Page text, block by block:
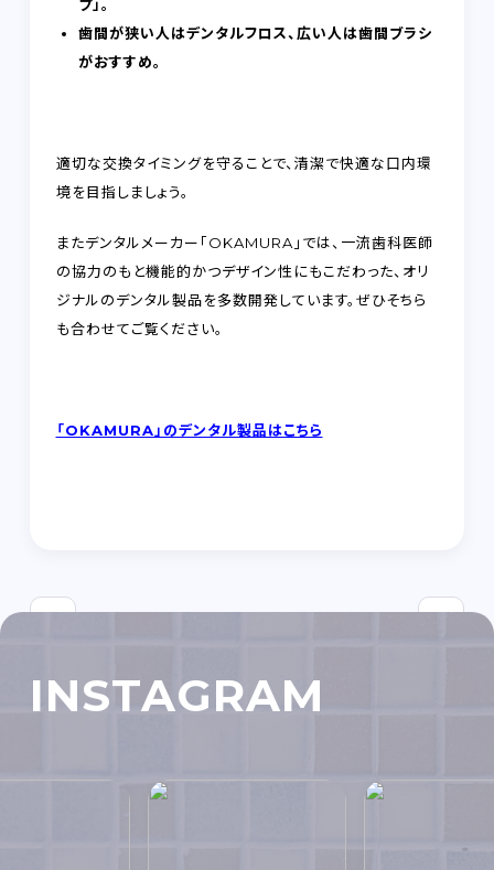
プ」。
歯間が狭い人はデンタルフロス、広い人は歯間ブラシ
がおすすめ。
適切な交換タイミングを守ることで、清潔で快適な口内環
境を目指しましょう。
またデンタルメーカー「OKAMURA」では、一流歯科医師
の協力のもと機能的かつデザイン性にもこだわった、オリ
ジナルのデンタル製品を多数開発しています。ぜひそちら
も合わせてご覧ください。
「OKAMURA」のデンタル製品はこちら
INSTAGRAM